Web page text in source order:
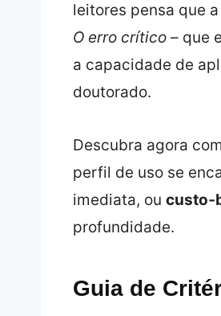
leitores pensa que
O erro crítico– que
a capacidade de
doutorado.
Descubra agora
perfil de uso se
imediata, ou
profundidade.
Guia de